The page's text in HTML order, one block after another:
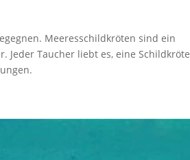
Meeresschildkröten sind ein
Jeder Taucher liebt es, eine